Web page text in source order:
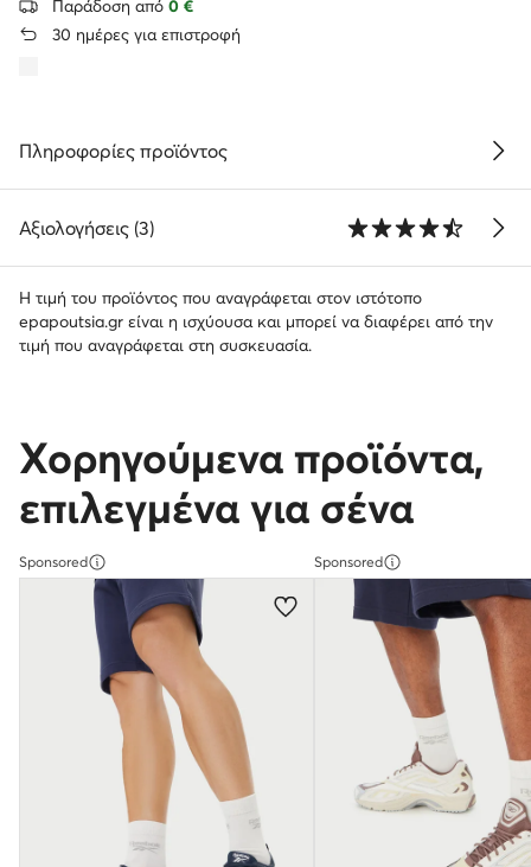
Παράδοση από 0 €
30 ημέρες για επιστροφή
Πληροφορίες προϊόντος
Αξιολογήσεις (3)
Η τιμή του προϊόντος που αναγράφεται στον ιστότοπο
epapoutsia.gr είναι η ισχύουσα και μπορεί να διαφέρει από την
τιμή που αναγράφεται στη συσκευασία.
Χορηγούμενα προϊόντα,
επιλεγμένα για σένα
Sponsored Sponsored